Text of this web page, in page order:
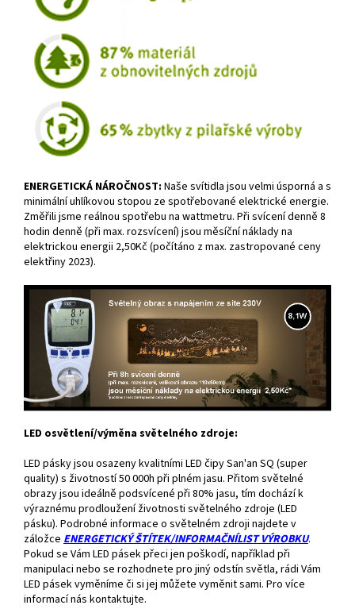
ENERGETICKÁ NÁROČNOST: Naše svítidla jsou velmi úsporná a s
minimální uhlíkovou stopou ze spotřebované elektrické energie.
Změřili jsme reálnou spotřebu na wattmetru. Při svícení denně 8
hodin denně (při max. rozsvícení) jsou měsíční náklady na
elektrickou energii 2,50Kč (počítáno z max. zastropované ceny
elektřiny 2023).
LED osvětlení/výměna světelného zdroje:
LED pásky jsou osazeny kvalitními LED čipy San'an SQ (super
quality) s životností 50 000h při plném jasu. Přitom světelné
obrazy jsou ideálně podsvícené při 80% jasu, tím dochází k
výraznému prodloužení životnosti světelného zdroje (LED
pásku). Podrobné informace o světelném zdroji najdete v
záložce ENERGETICKÝ ŠTÍTEK/INFORMAČNÍLIST VÝROBKU.
Pokud se Vám LED pásek přeci jen poškodí, například při
manipulaci nebo se rozhodnete pro jiný odstín světla, rádi Vám
LED pásek vyměníme či si jej můžete vyměnit sami. Pro více
informací nás kontaktujte.